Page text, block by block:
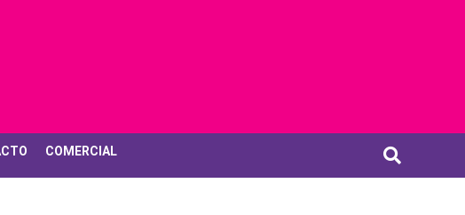
COMERCIAL